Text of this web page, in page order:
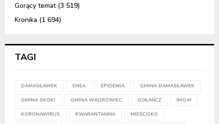
Gorący temat(3 519)
Kronika (1 694)
TAGI
DAMASŁAWEK ENEA EPIDEMIA GMINA DAMASŁAWEK
GMINA SKOKI GMINA WĄGROWIEC GOŁAŃCZ IMGW
KORONAWIRUS KWARANTANNA MIEŚCISKO